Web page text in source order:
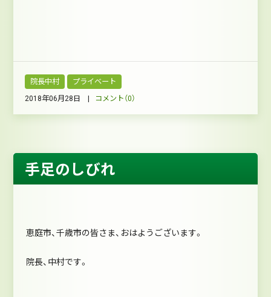
院長中村 プライベート
2018年06月28日 | コメント（0）
手足のしびれ
恵庭市、千歳市の皆さま、おはようございます。
院長、中村です。